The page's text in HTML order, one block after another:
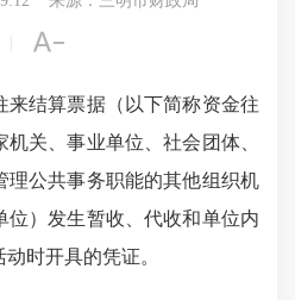

结算票据（以下简称资金往
关、事业单位、社会团体、
理公共事务职能的其他组织机
位）发生暂收、代收和单位内
时开具的凭证。